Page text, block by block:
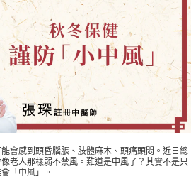
會感到頭昏腦脹、肢體麻木、頭痛頭悶。近日總
老人那樣弱不禁風。難道是中風了？其實不是只
「中風」。